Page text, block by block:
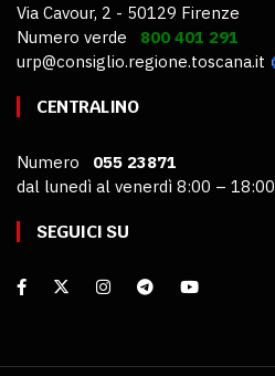
Via Cavour, 2 - 50129 Firenze
Numero verde 800 401 291
urp@consiglio.regione.toscana.it
CENTRALINO
Numero 055 23871
dal lunedì al venerdì 8:00 – 18:00
SEGUICI SU